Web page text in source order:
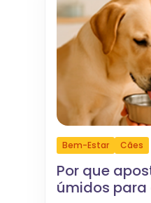
Bem-Estar Cães
Por que
úmidos para